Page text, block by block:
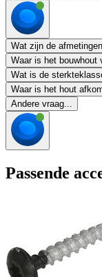
Wat zijn de
Waar is het bouwhout
Wat is de
Waar is het hout
Andere vraag...
Passende